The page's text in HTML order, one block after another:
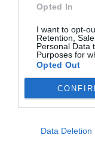
Opted In
I want to opt-
Retention,
Personal Data
Purposes for
Opted Out
Data Deletion
προσοχή από
την απόρριψη
«Καθαρή»
Τέλος,
απασχολεί
μέδουσες, ο κ.